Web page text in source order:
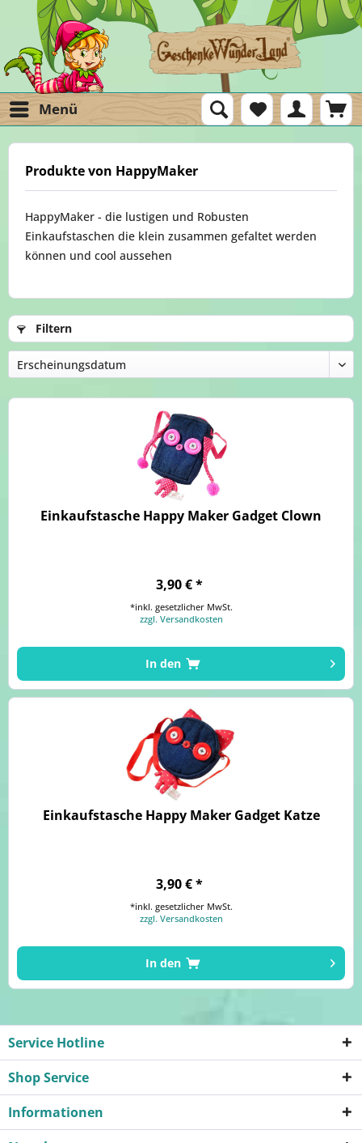
Menü
Produkte von HappyMaker
HappyMaker - die lustigen und Robusten
Einkaufstaschen die klein zusammen gefaltet werden
können und cool aussehen
Filtern
Einkaufstasche Happy Maker Gadget Clown
3,90 € *
*inkl. gesetzlicher MwSt.
zzgl. Versandkosten
In den
Einkaufstasche Happy Maker Gadget Katze
3,90 € *
*inkl. gesetzlicher MwSt.
zzgl. Versandkosten
In den
Service Hotline
Shop Service
Informationen